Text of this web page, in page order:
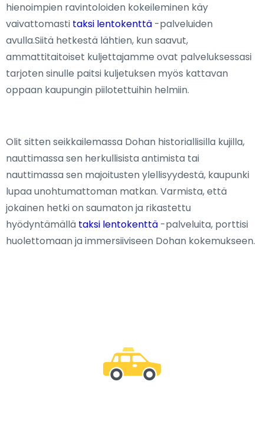
hienoimpien ravintoloiden kokeileminen käy
vaivattomasti taksi lentokenttä -palveluiden
avulla.Siitä hetkestä lähtien, kun saavut,
ammattitaitoiset kuljettajamme ovat palveluksessasi
tarjoten sinulle paitsi kuljetuksen myös kattavan
oppaan kaupungin piilotettuihin helmiin.
Olit sitten seikkailemassa Dohan historiallisilla kujilla,
nauttimassa sen herkullisista antimista tai
nauttimassa sen majoitusten ylellisyydestä, kaupunki
lupaa unohtumattoman matkan. Varmista, että
jokainen hetki on saumaton ja rikastettu
hyödyntämällä taksi lentokenttä -palveluita, porttisi
huolettomaan ja immersiiviseen Dohan kokemukseen.